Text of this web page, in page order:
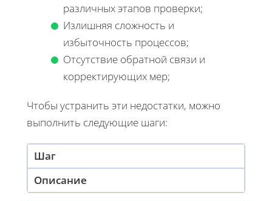
различных этапов проверки;
Излишняя сложность и
избыточность процессов;
Отсутствие обратной связи и
корректирующих мер;
Чтобы устранить эти недостатки, можно
выполнить следующие шаги:
Шаг
Описание